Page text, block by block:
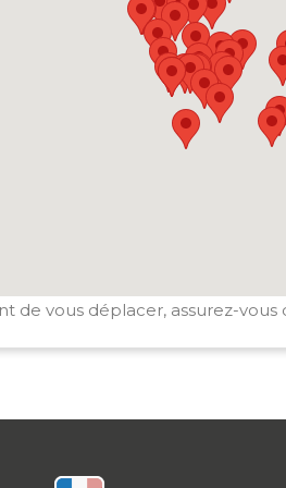
de vous déplacer, assurez-